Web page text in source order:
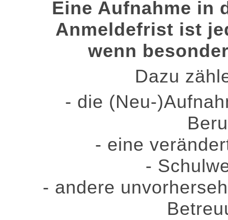
Eine Aufnahme in
Anmeldefrist ist
wenn
Dazu
- die (Neu-
- eine
-
- andere